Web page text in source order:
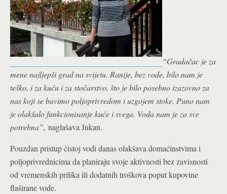
“Gradačac je za
mene najljepši grad na svijetu. Ranije, bez vode, bilo nam je
teško, i za kuću i za stočarstvo, što je bilo posebno izazovno za
nas koji se bavimo poljoprivredom i uzgojem stoke. Puno nam
je olakšalo funkcionisanje kuće i svega. Voda nam je za sve
potrebna”, naglašava Jukan.
Pouzdan pristup čistoj vodi danas olakšava domaćinstvima i
poljoprivrednicima da planiraju svoje aktivnosti bez zavisnosti
od vremenskih prilika ili dodatnih troškova poput kupovine
flaširane vode.